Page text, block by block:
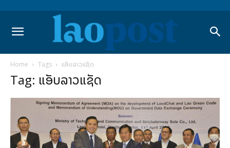
Home Tags ແອັບລາວແຊັດ
Tag: ແອັບລາວແຊັດ